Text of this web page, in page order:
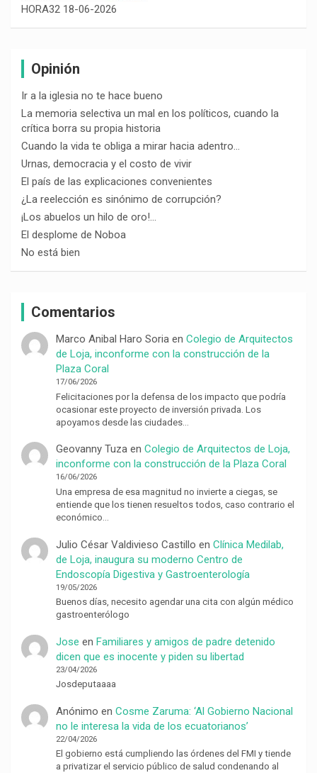
HORA32 18-06-2026
Opinión
Ir a la iglesia no te hace bueno
La memoria selectiva un mal en los políticos, cuando la
crítica borra su propia historia
Cuando la vida te obliga a mirar hacia adentro…
Urnas, democracia y el costo de vivir
El país de las explicaciones convenientes
¿La reelección es sinónimo de corrupción?
¡Los abuelos un hilo de oro!…
El desplome de Noboa
No está bien
Comentarios
Marco Anibal Haro Soriaen Colegio de Arquitectos
de Loja, inconforme con la construcción de la
Plaza Coral
17/06/2026
Felicitaciones por la defensa de los impacto que podría
ocasionar este proyecto de inversión privada. Los
apoyamos desde las ciudades…
Geovanny Tuzaen Colegio de Arquitectos de Loja,
inconforme con la construcción de la Plaza Coral
16/06/2026
Una empresa de esa magnitud no invierte a ciegas, se
entiende que los tienen resueltos todos, caso contrario el
económico…
Julio César Valdivieso Castillo en Clínica Medilab,
de Loja, inaugura su moderno Centro de
Endoscopía Digestiva y Gastroenterología
19/05/2026
Buenos días, necesito agendar una cita con algún médico
gastroenterólogo
Jose en Familiares y amigos de padre detenido
dicen que es inocente y piden su libertad
23/04/2026
Josdeputaaaa
Anónimo en Cosme Zaruma: ‘Al Gobierno Nacional
no le interesa la vida de los ecuatorianos’
22/04/2026
El gobierno está cumpliendo las órdenes del FMI y tiende
a privatizar el servicio público de salud condenando al